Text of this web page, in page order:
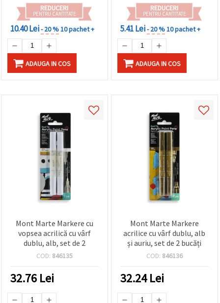
REDUCERI
PENTRU CANTITATE
10.40 Lei- 20 %10 pachet +
ADAUGA IN COS
REDUCERI
PENTRU CANTITATE
5.41 Lei- 20 %10 pachet +
ADAUGA IN COS
Mont Marte Markere cu
vopsea acrilică cu vârf
dublu, alb, set de 2
COD: 846135
32.76 Lei
Mont Marte Markere
acrilice cu vârf dublu, alb
și auriu, set de 2 bucăți
COD: 846136
32.24Lei